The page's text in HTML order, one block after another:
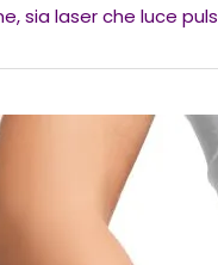
sia laser che luce